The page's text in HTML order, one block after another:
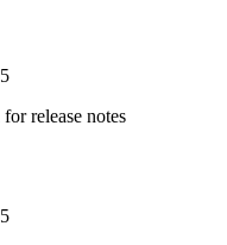
release notes